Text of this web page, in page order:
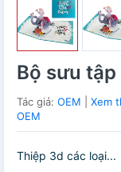
Bộ sưu
Tác giả: OEM
Xem
OEM
Thiệp 3d các loại...